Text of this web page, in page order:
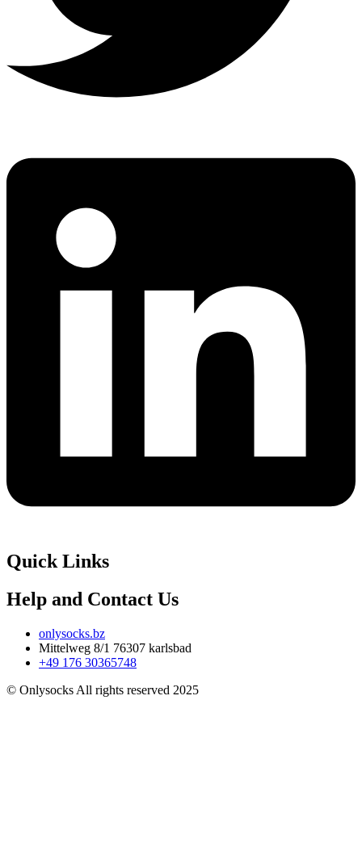
Quick Links
Help and Contact Us
onlysocks.bz
Mittelweg 8/1 76307 karlsbad
+49 176 30365748
© Onlysocks All rights reserved 2025